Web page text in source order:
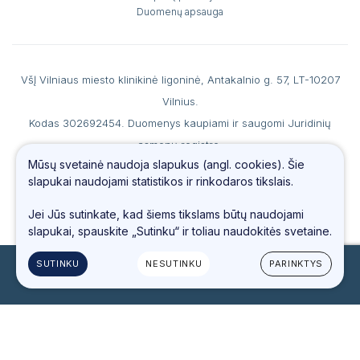
Duomenų apsauga
VšĮ Vilniaus miesto klinikinė ligoninė, Antakalnio g. 57, LT-10207
Vilnius.
Kodas 302692454. Duomenys kaupiami ir saugomi Juridinių
asmenų registre.
A. s. LT867044060007990186 AB SEB banke, b. k. 70440, PVM
mokėtojo kodas LT100006560213.
Tel.(0 5) 234 4487, faks. (0 5) 234 69 66, el. paštasinfo@vmkl.lt
© 2023 Visos teisės saugomos
Mūsų svetainė naudoja slapukus (angl. cookies). Šie
slapukai naudojami statistikos ir rinkodaros tikslais.
Jei Jūs sutinkate, kad šiems tikslams būtų naudojami
slapukai, spauskite „Sutinku“ ir toliau naudokitės svetaine.
SUTINKU NESUTINKU PARINKTYS